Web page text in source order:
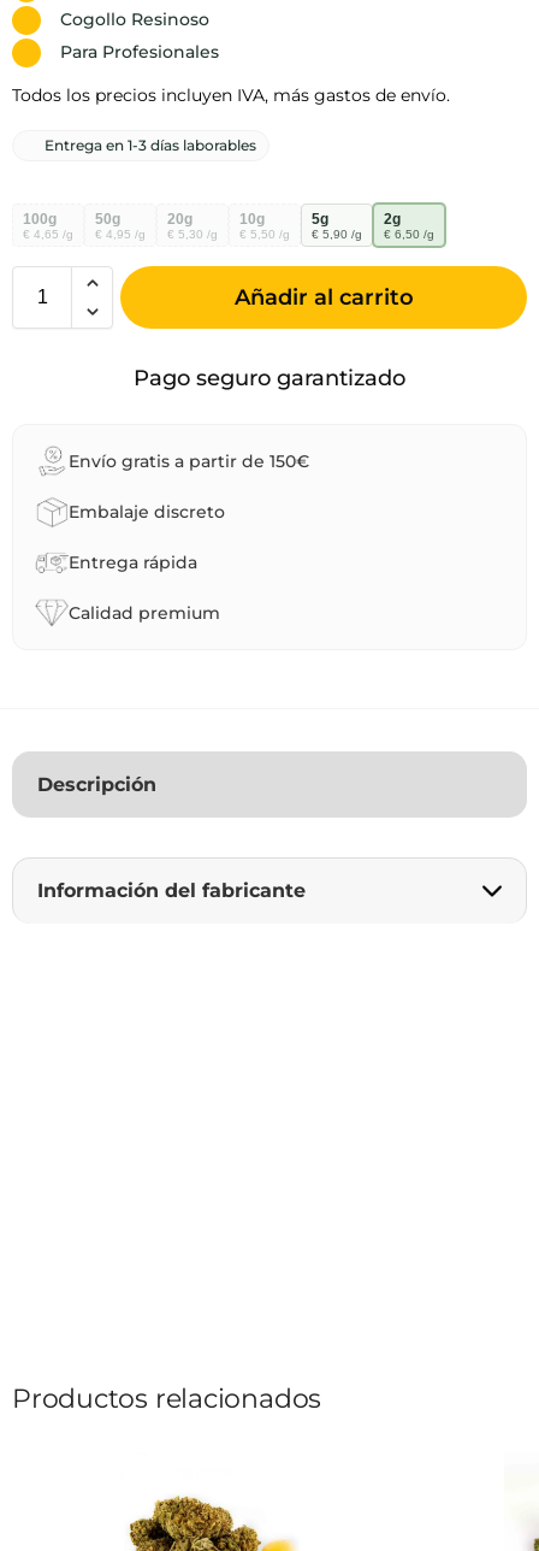
Cogollo Resinoso
Para Profesionales
Todos los precios incluyen IVA, más gastos de envío.
Entrega en 1-3 días laborables
100g
€ 4,65 /g
50g
€ 4,95 /g
20g
€ 5,30 /g
10g
€ 5,50 /g
5g
€ 5,90 /g
2g
€ 6,50 /g
Añadir al carrito
Pago seguro garantizado
Envío gratis a partir de 150€
Embalaje discreto
Entrega rápida
Calidad premium
Descripción
Información del fabricante
Productos relacionados